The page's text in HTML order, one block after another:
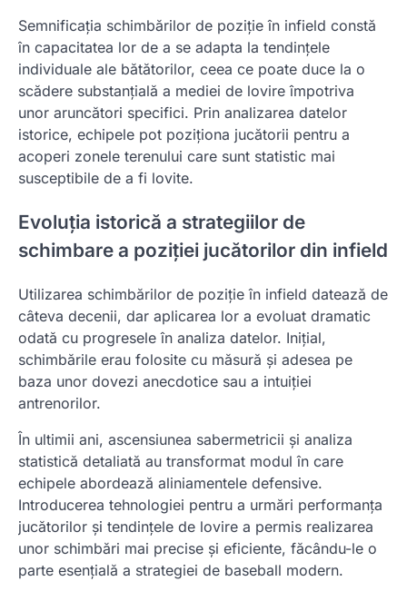
Semnificația schimbărilor de poziție în infield constă
în capacitatea lor de a se adapta la tendințele
individuale ale bătătorilor, ceea ce poate duce la o
scădere substanțială a mediei de lovire împotriva
unor aruncători specifici. Prin analizarea datelor
istorice, echipele pot poziționa jucătorii pentru a
acoperi zonele terenului care sunt statistic mai
susceptibile de a fi lovite.
Evoluția istorică a strategiilor de
schimbare a poziției jucătorilor din infield
Utilizarea schimbărilor de poziție în infield datează de
câteva decenii, dar aplicarea lor a evoluat dramatic
odată cu progresele în analiza datelor. Inițial,
schimbările erau folosite cu măsură și adesea pe
baza unor dovezi anecdotice sau a intuiției
antrenorilor.
În ultimii ani, ascensiunea sabermetricii și analiza
statistică detaliată au transformat modul în care
echipele abordează aliniamentele defensive.
Introducerea tehnologiei pentru a urmări performanța
jucătorilor și tendințele de lovire a permis realizarea
unor schimbări mai precise și eficiente, făcându-le o
parte esențială a strategiei de baseball modern.